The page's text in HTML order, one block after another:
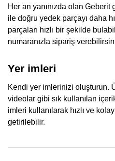
Her an yanınızda olan
ile doğru yedek parçayı daha
parçaları hızlı bir şekilde
numaranızla sipariş
Yer imleri
Kendi yer imlerinizi oluşturun.
videolar gibi sık kullanılan
imleri kullanılarak hızlı ve
getirilebilir.